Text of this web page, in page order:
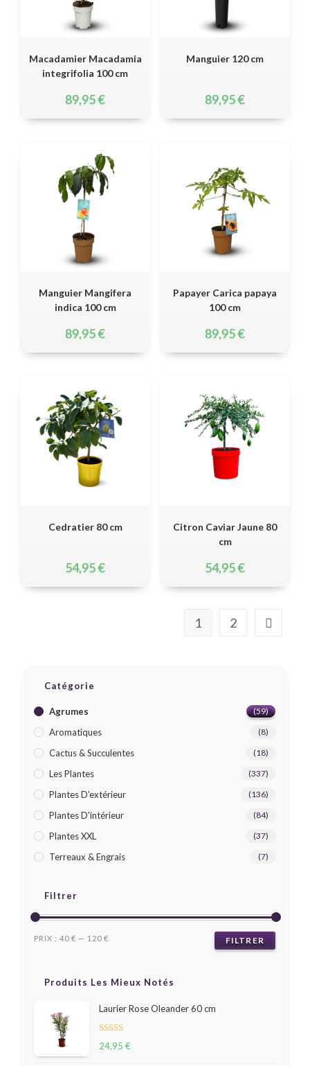
Macadamier Macadamia
integrifolia 100 cm
89,95€
Manguier 120 cm
89,95€
Manguier Mangifera
indica 100 cm
89,95€
Papayer Carica papaya
100 cm
89,95€
Cedratier 80 cm
54,95€
Citron Caviar Jaune 80
cm
54,95€
1 2
Catégorie
Agrumes (59)
Aromatiques (8)
Cactus & Succulentes (18)
Les Plantes (337)
Plantes D'extérieur (136)
Plantes D'intérieur (84)
Plantes XXL (37)
Terreaux & Engrais (7)
Filtrer
FILTRER
PRIX : 40 € — 120 €
Produits Les Mieux Notés
Laurier Rose Oleander 60 cm
Note
24,95 €